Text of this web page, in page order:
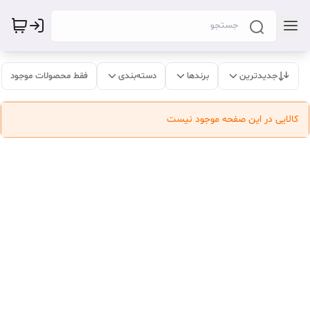
جدیدترین برندها دسته‌بندی فقط محصولات موجود
کالایی در این صفحه موجود نیست